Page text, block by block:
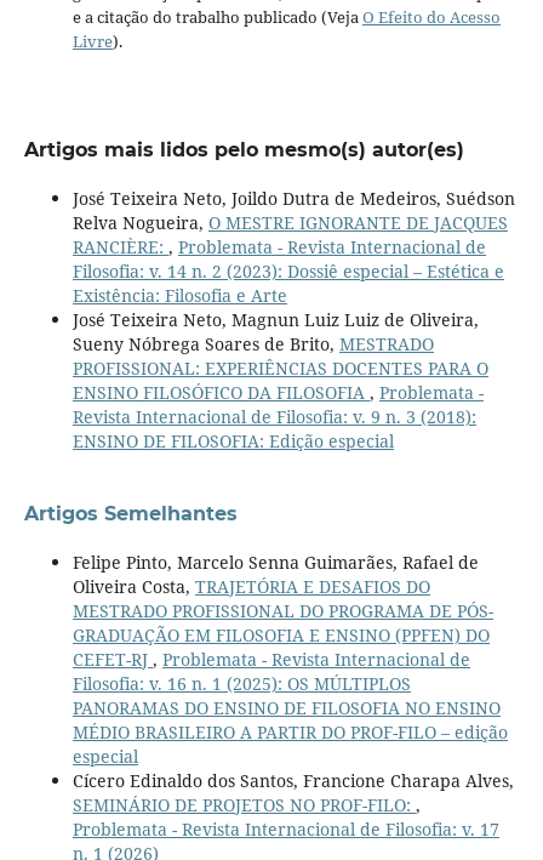
e a citação do trabalho publicado (VejaO Efeito do Acesso
Livre).
Artigos mais lidos pelo mesmo(s) autor(es)
José Teixeira Neto, Joildo Dutra de Medeiros, Suédson
Relva Nogueira, O MESTRE IGNORANTE DE JACQUES
RANCIÈRE: , Problemata - Revista Internacional de
Filosofia: v. 14 n. 2 (2023): Dossiê especial – Estética e
Existência: Filosofia e Arte
José Teixeira Neto, Magnun Luiz Luiz de Oliveira,
Sueny Nóbrega Soares de Brito, MESTRADO
PROFISSIONAL: EXPERIÊNCIAS DOCENTES PARA O
ENSINO FILOSÓFICO DA FILOSOFIA , Problemata -
Revista Internacional de Filosofia: v. 9 n. 3 (2018):
ENSINO DE FILOSOFIA: Edição especial
Artigos Semelhantes
Felipe Pinto, Marcelo Senna Guimarães, Rafael de
Oliveira Costa, TRAJETÓRIA E DESAFIOS DO
MESTRADO PROFISSIONAL DO PROGRAMA DE PÓS-
GRADUAÇÃO EM FILOSOFIA E ENSINO (PPFEN) DO
CEFET-RJ , Problemata - Revista Internacional de
Filosofia: v. 16 n. 1 (2025): OS MÚLTIPLOS
PANORAMAS DO ENSINO DE FILOSOFIA NO ENSINO
MÉDIO BRASILEIRO A PARTIR DO PROF-FILO – edição
especial
Cícero Edinaldo dos Santos, Francione Charapa Alves,
SEMINÁRIO DE PROJETOS NO PROF-FILO: ,
Problemata - Revista Internacional de Filosofia: v. 17
n. 1 (2026)